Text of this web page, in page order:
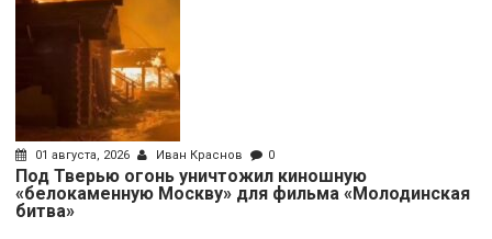
01 августа, 2026 Иван Краснов 0
Под Тверью огонь уничтожил киношную
«белокаменную Москву» для фильма «Молодинская
битва»